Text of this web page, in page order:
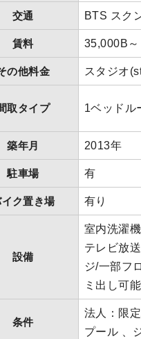
交通 BTS スク
賃料 35,000B～
の他料金 スタジ
取タイプ 1ベッドル
築年月 2013年
駐車場 有
ク置き場 有り
設備
室内洗濯
テレビ放
ジ/一部フ
ミ出し可
条件
法人：限
プール 、